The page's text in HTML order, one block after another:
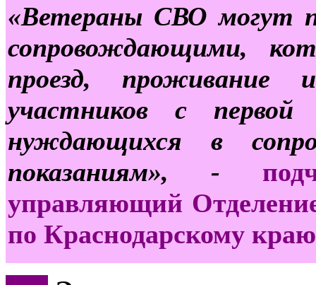
«Ветераны СВО могут
сопровождающими,
проезд,
участников с первой
нуждающихся в
показаниям», -
управляющий
по Краснодарскому краю